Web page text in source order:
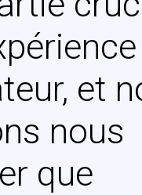
et
nous
que